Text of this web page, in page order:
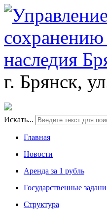
г. Брянск,
Искать...
Главная
Новости
Аренда за 1 рубль
Государственные
Структура